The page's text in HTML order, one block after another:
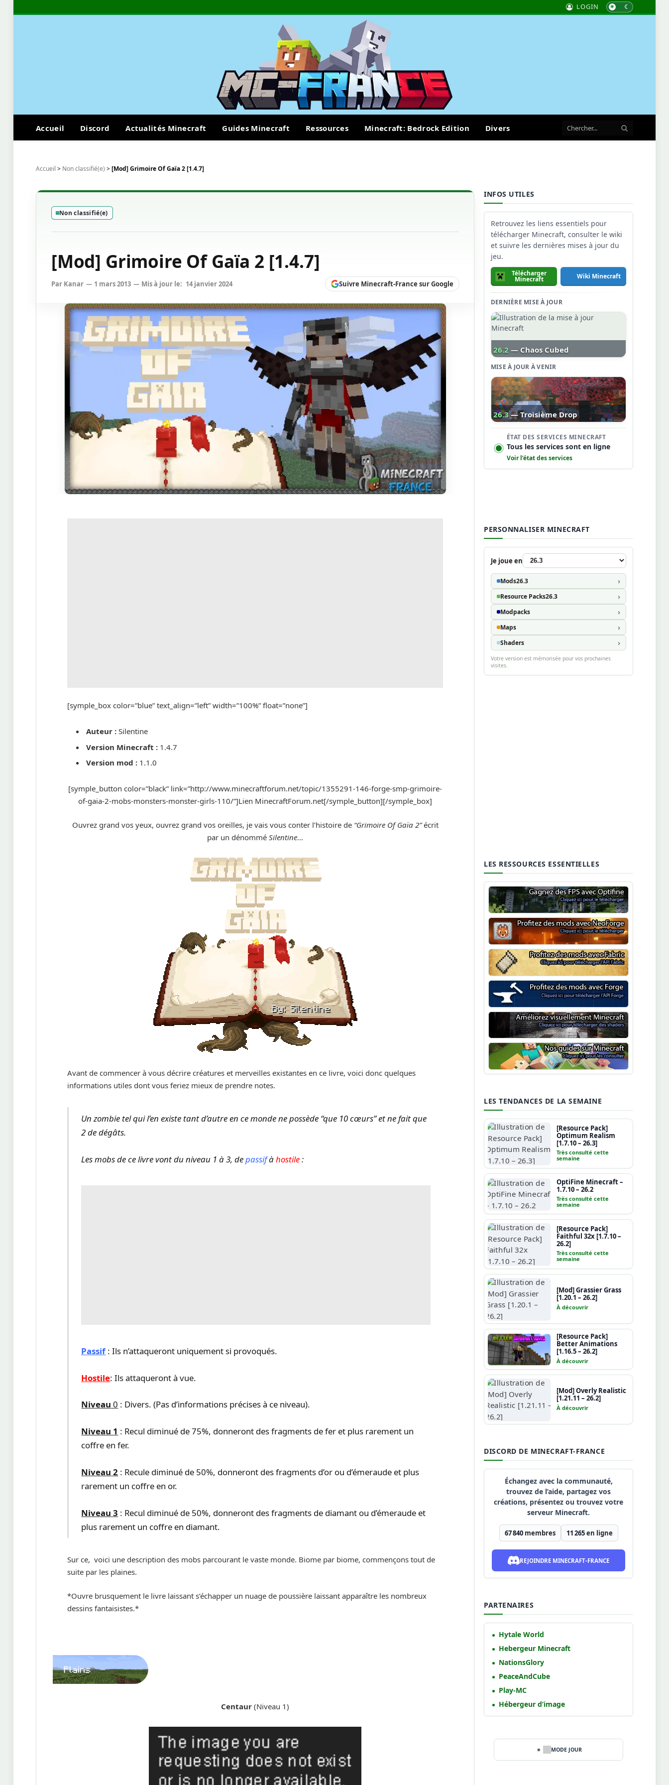
LOGIN
Accueil Discord Actualités Minecraft Guides Minecraft Ressources Minecraft: Bedrock Edition Divers
Accueil > Non classifié(e) >[Mod] Grimoire Of Gaïa 2 [1.4.7]
Non classifié(e)
[Mod] Grimoire Of Gaïa 2 [1.4.7]
Par Kanar 1 mars 2013 Mis à jour le: 14 janvier 2024 Suivre Minecraft-France sur Google
[symple_box color=”blue” text_align=”left” width=”100%” float=”none”]
Auteur :Silentine
Version Minecraft : 1.4.7
Version mod : 1.1.0
[symple_button color=”black” link=”http://www.minecraftforum.net/topic/1355291-146-forge-smp-grimoire-
of-gaia-2-mobs-monsters-monster-girls-110/”]Lien MinecraftForum.net[/symple_button][/symple_box]
Ouvrez grand vos yeux, ouvrez grand vos oreilles, je vais vous conter l’histoire de “Grimoire Of Gaïa 2”écrit
par un dénommé Silentine…
Avant de commencer à vous décrire créatures et merveilles existantes en ce livre, voici donc quelques
informations utiles dont vous feriez mieux de prendre notes.
Un zombie tel qui l’en existe tant d’autre en ce monde ne possède “que 10 cœurs” et ne fait que
2 de dégâts.
Les mobs de ce livre vont du niveau 1 à 3, depassifàhostile:
Passif : Ils n’attaqueront uniquement si provoqués.
Hostile: Ils attaqueront à vue.
Niveau 0 : Divers. (Pas d’informations précises à ce niveau).
Niveau 1 : Recul diminué de 75%, donneront des fragments de fer et plus rarement un
coffre en fer.
Niveau 2 : Recule diminué de 50%, donneront des fragments d’or ou d’émeraude et plus
rarement un coffre en or.
Niveau 3 : Recul diminué de 50%, donneront des fragments de diamant ou d’émeraude et
plus rarement un coffre en diamant.
Sur ce, voici une description des mobs parcourant le vaste monde. Biome par biome, commençons tout de
suite par les plaines.
*Ouvre brusquement le livre laissant s’échapper un nuage de poussière laissant apparaître les nombreux
dessins fantaisistes.*
Centaur (Niveau 1)
INFOS UTILES
Retrouvez les liens essentiels pour
télécharger Minecraft, consulter le wiki
et suivre les dernières mises à jour du
jeu.
Télécharger
Minecraft Wiki Minecraft
DERNIÈRE MISE À JOUR
26.2 — Chaos Cubed
MISE À JOUR À VENIR
26.3 — Troisième Drop
ÉTAT DES SERVICES MINECRAFT
Tous les services sont en ligne
Voir l’état des services
PERSONNALISER MINECRAFT
Je joue en
Mods26.3
Resource Packs26.3
Modpacks
Maps
Shaders
Votre version est mémorisée pour vos prochaines
visites.
LES RESSOURCES ESSENTIELLES
Optifine
NeoForge
Minecraft Fabric
Minecraft Forge
Shaders Minecraft
Guide Minecraft
LES TENDANCES DE LA SEMAINE
[Resource Pack]
Optimum Realism
[1.7.10 – 26.3]
Très consulté cette
semaine
OptiFine Minecraft –
1.7.10 – 26.2
Très consulté cette
semaine
[Resource Pack]
Faithful 32x [1.7.10 –
26.2]
Très consulté cette
semaine
[Mod] Grassier Grass
[1.20.1 – 26.2]
À découvrir
[Resource Pack]
Better Animations
[1.16.5 – 26.2]
À découvrir
[Mod] Overly Realistic
[1.21.11 – 26.2]
À découvrir
DISCORD DE MINECRAFT-FRANCE
Échangez avec la communauté,
trouvez de l’aide, partagez vos
créations, présentez ou trouvez votre
serveur Minecraft.
67 840membres 11 265en ligne
REJOINDRE MINECRAFT-FRANCE
PARTENAIRES
Hytale World
Hebergeur Minecraft
NationsGlory
PeaceAndCube
Play-MC
Hébergeur d’image
MODE JOUR